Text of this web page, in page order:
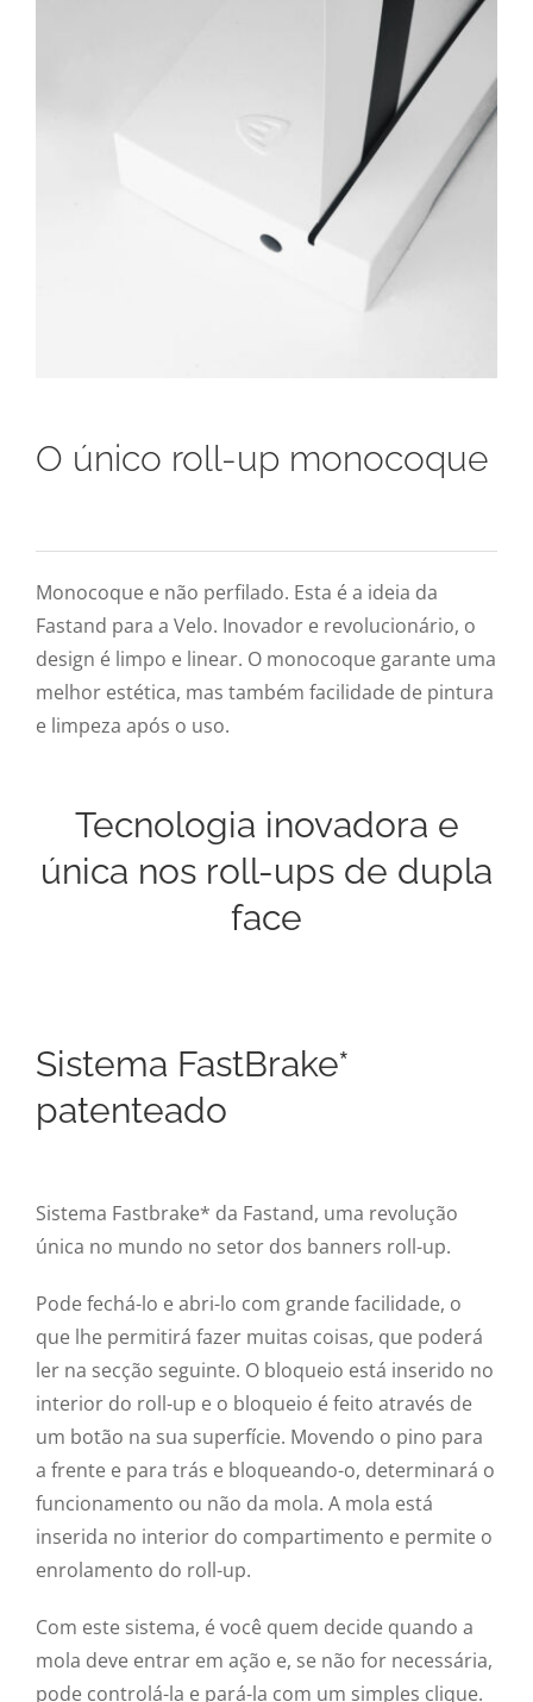
O único roll-up monocoque
Monocoque e não perfilado. Esta é a ideia da
Fastand para a Velo. Inovador e revolucionário, o
design é limpo e linear. O monocoque garante uma
melhor estética, mas também facilidade de pintura
e limpeza após o uso.
Tecnologia inovadora e
única nos roll-ups de dupla
face
Sistema FastBrake*
patenteado
Sistema Fastbrake* da Fastand, uma revolução
única no mundo no setor dos banners roll-up.
Pode fechá-lo e abri-lo com grande facilidade, o
que lhe permitirá fazer muitas coisas, que poderá
ler na secção seguinte. O bloqueio está inserido no
interior do roll-up e o bloqueio é feito através de
um botão na sua superfície. Movendo o pino para
a frente e para trás e bloqueando-o, determinará o
funcionamento ou não da mola. A mola está
inserida no interior do compartimento e permite o
enrolamento do roll-up.
Com este sistema, é você quem decide quando a
mola deve entrar em ação e, se não for necessária,
pode controlá-la e pará-la com um simples clique.